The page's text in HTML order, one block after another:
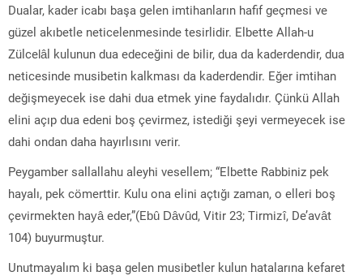
Dualar, kader icabı başa gelen imtihanların hafif geçmesi ve
güzel akıbetle neticelenmesinde tesirlidir. Elbette Allah-u
Zülcelâl kulunun dua edeceğini de bilir, dua da kaderdendir, dua
neticesinde musibetin kalkması da kaderdendir. Eğer imtihan
değişmeyecek ise dahi dua etmek yine faydalıdır. Çünkü Allah
elini açıp dua edeni boş çevirmez, istediği şeyi vermeyecek ise
dahi ondan daha hayırlısını verir.
Peygamber sallallahu aleyhi vesellem; “Elbette Rabbiniz pek
hayalı, pek cömerttir. Kulu ona elini açtığı zaman, o elleri boş
çevirmekten hayâ eder,”(Ebû Dâvûd, Vitir 23; Tirmizî, De’avât
104) buyurmuştur.
Unutmayalım ki başa gelen musibetler kulun hatalarına kefaret